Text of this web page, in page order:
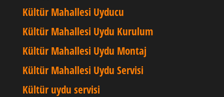
Kültür Mahallesi Uyducu
Kültür Mahallesi Uydu Kurulum
Kültür Mahallesi Uydu Montaj
Kültür Mahallesi Uydu Servisi
Kültür uydu servisi